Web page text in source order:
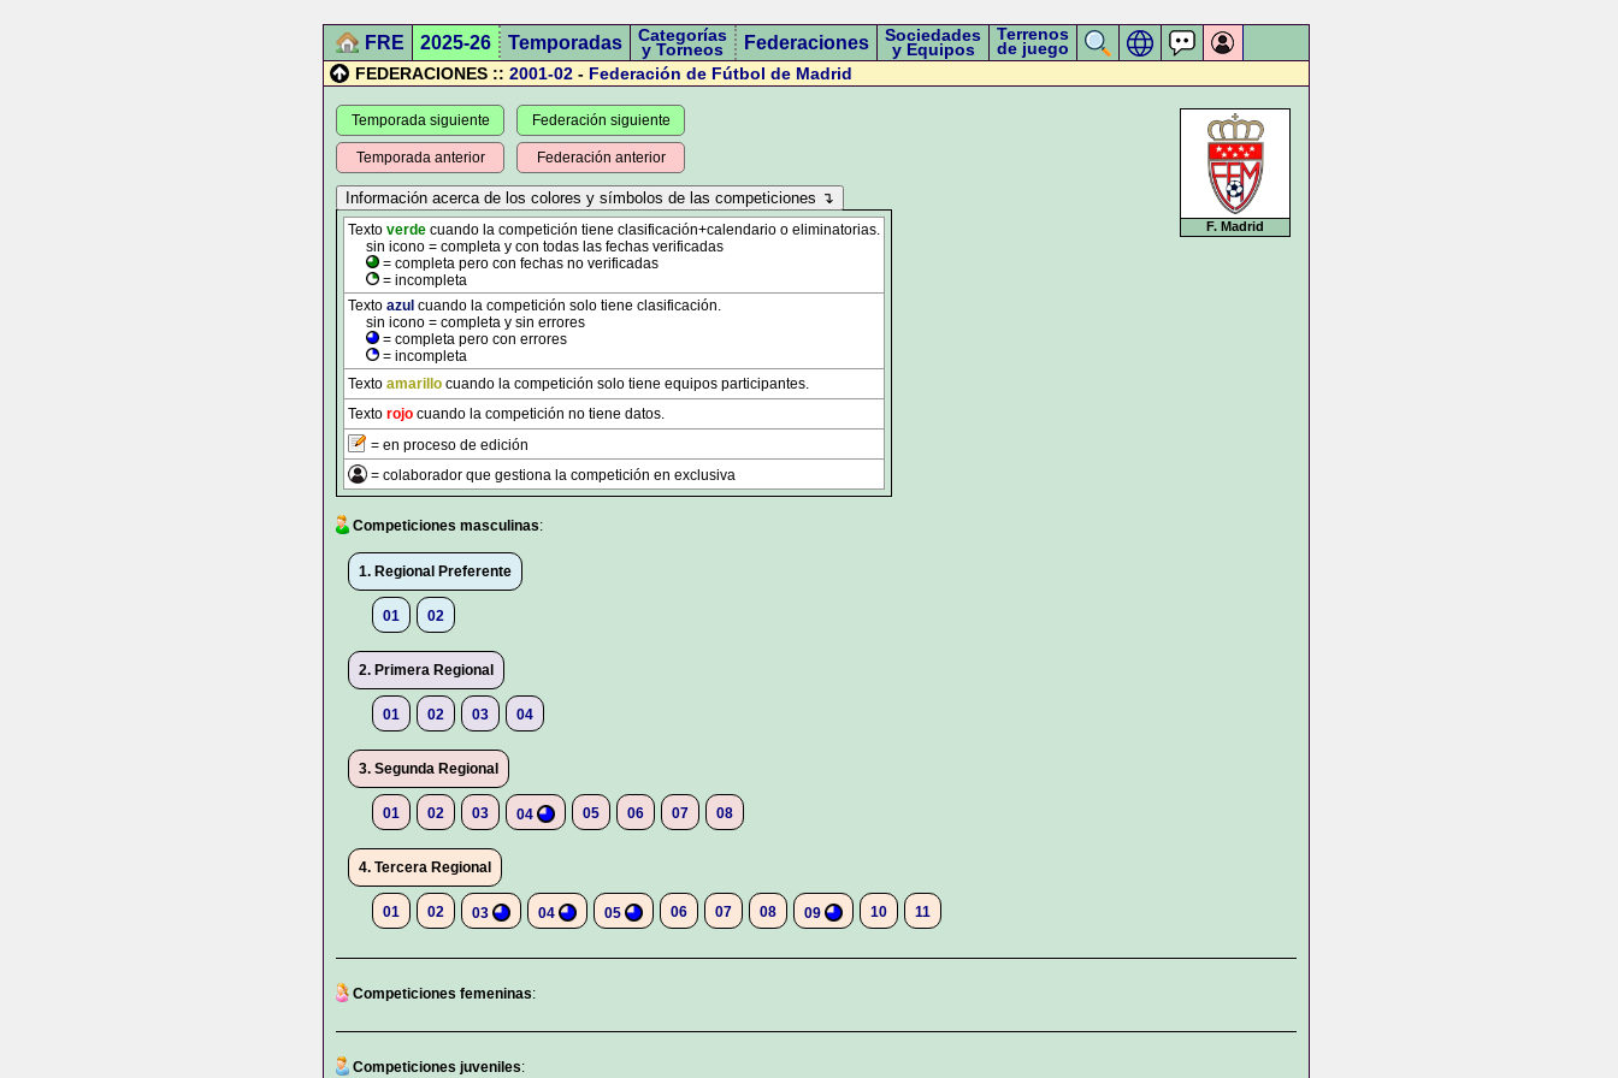
FRE 2025-26 Temporadas Categorías
y Torneos Federaciones Sociedades
y Equipos
Terrenos
de juego
FEDERACIONES :: 2001-02 - Federación de Fútbol de Madrid
F. Madrid
Temporada siguiente
Temporada anterior
Federación siguiente
Federación anterior
Texto verde cuando la competición tiene clasificación+calendario o eliminatorias.
sin icono = completa y con todas las fechas verificadas
= completa pero con fechas no verificadas
= incompleta
Texto azul cuando la competición solo tiene clasificación.
sin icono = completa y sin errores
= completa pero con errores
= incompleta
Texto amarillo cuando la competición solo tiene equipos participantes.
Texto rojo cuando la competición no tiene datos.
= en proceso de edición
= colaborador que gestiona la competición en exclusiva
Competiciones masculinas:
1. Regional Preferente
01 02
2. Primera Regional
01 02 03 04
3. Segunda Regional
01 02 03 04 05 06 07 08
4. Tercera Regional
01 02 03 04 05 06 07 08 09 10 11
Competiciones femeninas:
Competiciones juveniles: